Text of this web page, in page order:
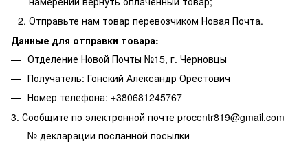
Отправьте нам товар перевозчиком Новая Почта.
Данные для отправки товара:
Отделение Новой Почты №15, г. Черновцы
Получатель: Гонский Александр Орестович
Номер телефона: +380681245767
3. Сообщите по электронной почте procentr819@gmail.com
№ декларации посланной посылки